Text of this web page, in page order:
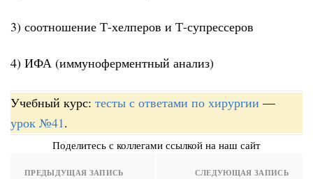
3) соотношение Т-хелперов и Т-супрессеров
4) ИФА (иммуноферментный анализ)
Учебный курс: тесты с ответами по хирургии —
урок №41.
Поделитесь с коллегами ссылкой на наш сайт
ПРЕДЫДУЩАЯ ЗАПИСЬ СЛЕДУЮЩАЯ ЗАПИСЬ